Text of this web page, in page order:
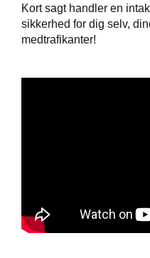
Kort sagt handler en
sikkerhed for dig selv,
medtrafikanter!